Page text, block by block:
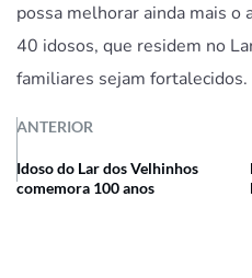
possa melhorar ainda mais
40 idosos, que residem no
familiares sejam fortalecidos.
ANTERIOR
Idoso do Lar dos Velhinhos
comemora 100 anos